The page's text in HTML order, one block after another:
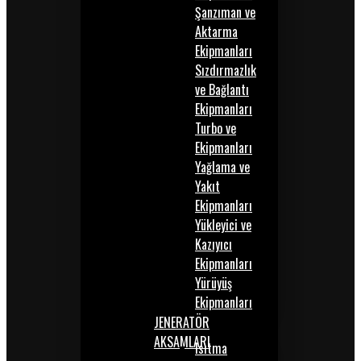
Şanzıman ve
Aktarma
Ekipmanları
Sızdırmazlık
ve Bağlantı
Ekipmanları
Turbo ve
Ekipmanları
Yağlama ve
Yakıt
Ekipmanları
Yükleyici ve
Kazıyıcı
Ekipmanları
Yürüyüş
Ekipmanları
JENERATÖR
AKSAMLARIIsıtma